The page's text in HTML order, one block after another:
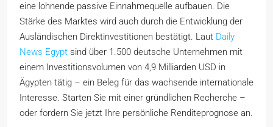
eine lohnende passive Einnahmequelle aufbauen. Die
Stärke des Marktes wird auch durch die Entwicklung der
Ausländischen Direktinvestitionen bestätigt. Laut Daily
News Egypt sind über 1.500 deutsche Unternehmen mit
einem Investitionsvolumen von 4,9 Milliarden USD in
Ägypten tätig – ein Beleg für das wachsende internationale
Interesse. Starten Sie mit einer gründlichen Recherche –
oder fordern Sie jetzt Ihre persönliche Renditeprognose an.